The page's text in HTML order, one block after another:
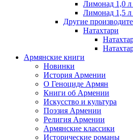
Лимонад 1,0
Лимонад 1,5
Другие
Натахтари
Армянские книги
Новинки
История Армении
О Геноциде Армян
Книги об Армении
Иcкусство и культура
Поэзия Армении
Религия Армении
Армянские классики
Исторические романы